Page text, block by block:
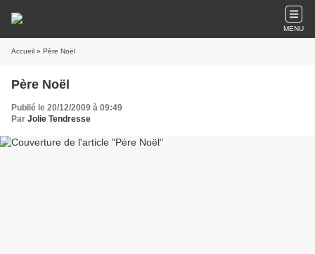
MENU
Accueil » Père Noël
Père Noël
Publié le 20/12/2009 à 09:49
Par Jolie Tendresse